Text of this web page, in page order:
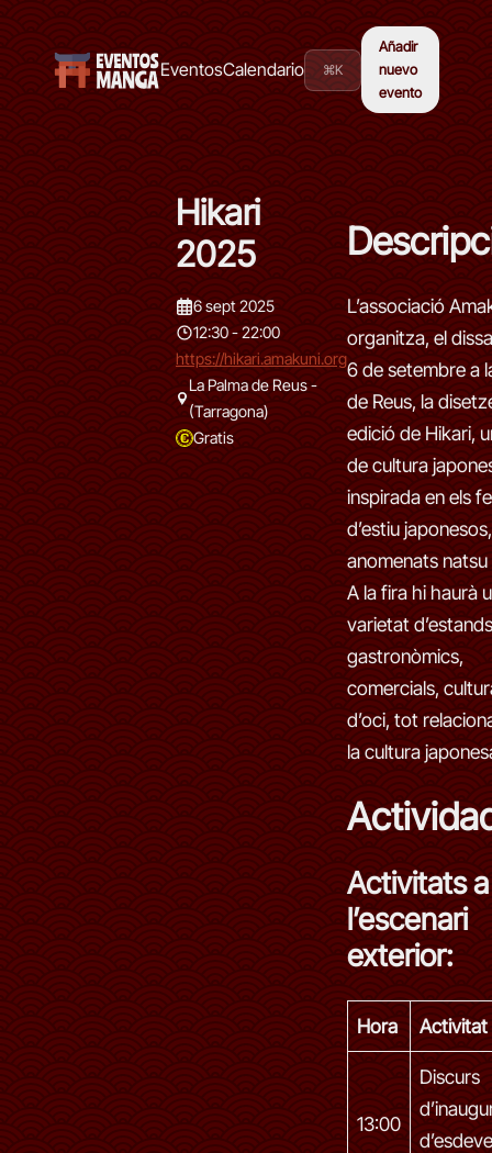
EventosCalendario ⌘K
Añadir
nuevo
evento
Hikari
2025
6 sept 2025
12:30 - 22:00
https://hikari.amakuni.org
La Palma de Reus -
(Tarragona)
Gratis
L’associació
organitza, el
6 de setembre a
de Reus, la
edició de Hikari,
de cultura
inspirada en els
d’estiu japonesos,
anomenats
A la fira hi haurà
varietat
gastronòmics,
comercials,
d’oci, tot
la cultura
Activitats a
l’escenari
exterior:
Hora Activitat
13:00
Discurs